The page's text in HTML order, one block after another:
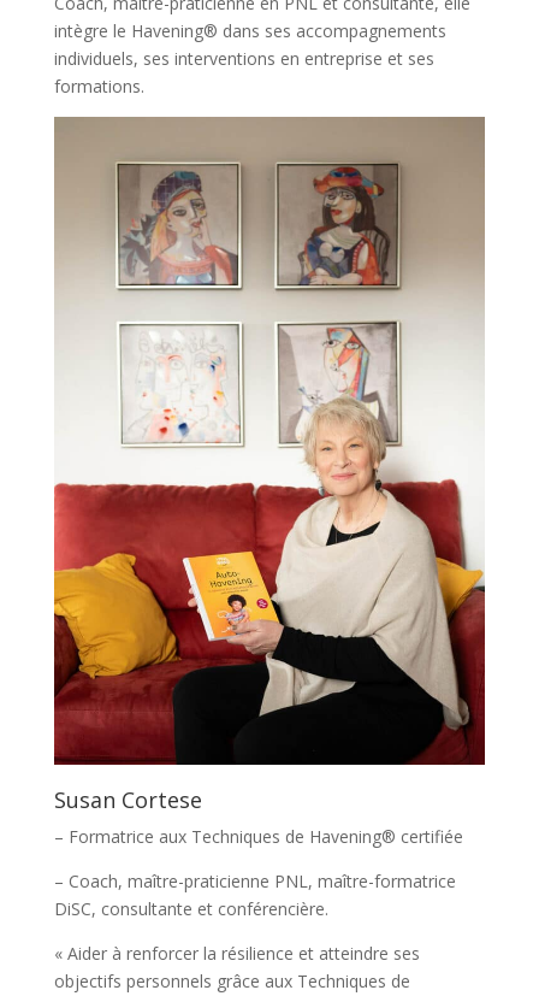
intègre le Havening® dans ses accompagnements
individuels, ses interventions en entreprise et ses
formations.
Susan Cortese
– Formatrice aux Techniques de Havening® certifiée
– Coach, maître-praticienne PNL, maître-formatrice
DiSC, consultante et conférencière.
« Aider à renforcer la résilience et atteindre ses
objectifs personnels grâce aux Techniques de